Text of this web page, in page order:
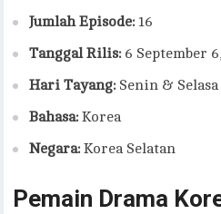
Jumlah Episode:16
Tanggal Rilis:6 September
Hari Tayang:Senin & Selasa
Bahasa:Korea
Negara:Korea Selatan
Pemain Drama